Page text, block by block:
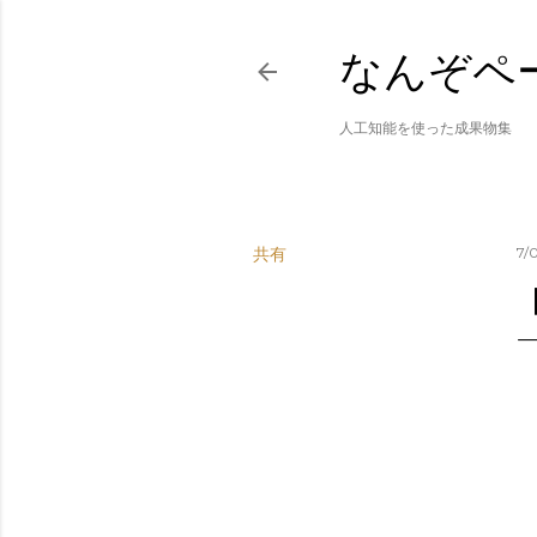
なんぞペ
人工知能を使った成果物集
共有 7/